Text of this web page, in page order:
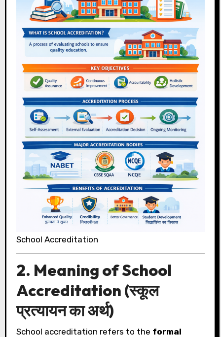
School Accreditation
2. Meaning of School
Accreditation (स्कूल
प्रत्यायन का अर्थ)
School accreditation refers to the formal